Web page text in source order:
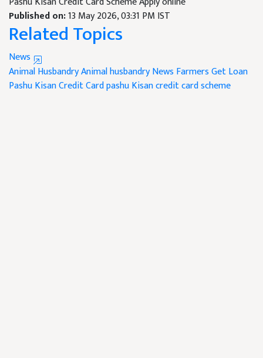
Published on:13 May 2026, 03:31 PM IST
Related Topics
News
Animal HusbandryAnimal husbandry News Farmers Get Loan
Pashu Kisan Credit Cardpashu Kisan credit card scheme